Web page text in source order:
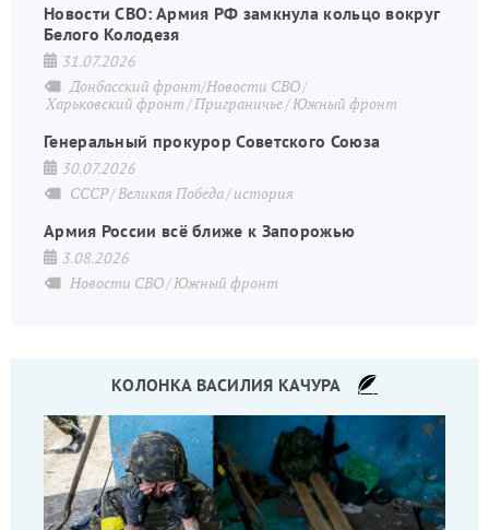
Новости СВО: Армия РФ замкнула кольцо вокруг
Белого Колодезя
31.07.2026
Донбасский фронт/Новости СВО
Харьковский фронт Приграничье Южный фронт
Генеральный прокурор Советского Союза
30.07.2026
СССР Великая Победа история
Армия России всё ближе к Запорожью
3.08.2026
Новости СВО Южный фронт
КОЛОНКА ВАСИЛИЯ КАЧУРА